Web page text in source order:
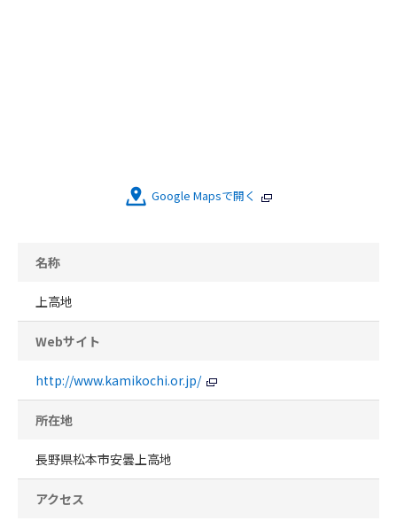
Google Mapsで開く
名称
上高地
Webサイト
http://www.kamikochi.or.jp/
所在地
長野県松本市安曇上高地
アクセス